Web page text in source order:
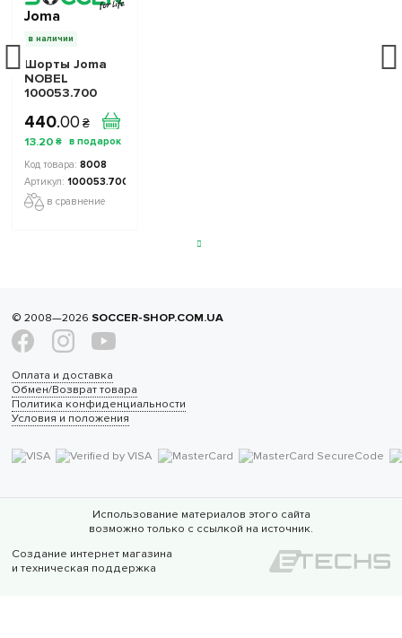
Joma
в наличии
Шорты Joma
NOBEL
100053.700
440.00 ₴
13.20 ₴
8008
100053.700
в сравнение
© 2008—2026 SOCCER-SHOP.COM.UA
Оплата и доставка
Обмен/Возврат товара
Политика конфиденциальности
Условия и положения
Использование материалов этого сайта
возможно только с ссылкой на источник.
Создание интернет магазина
и техническая поддержка